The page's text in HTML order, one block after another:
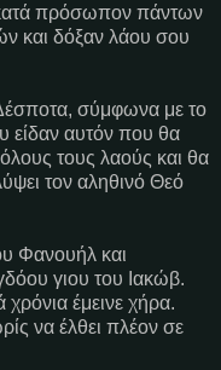
πρόσωπον πάντων
και δόξαν λάου σου
σύμφωνα με το
είδαν αυτόν που θα
τους λαούς και θα
τον αληθινό Θεό
Φανουήλ και
γιου του Ιακώβ.
έμεινε χήρα.
να έλθει πλέον σε